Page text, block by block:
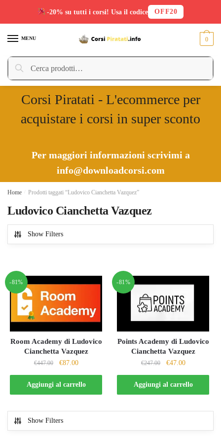
MENU
Cerca:
Cerca
0
Corsi Piratati - L'ecommerce per
acquistare i corsi in super sconto
Per maggiori informazioni scrivimi a
info@downloadcorsi.com
Home Prodotti taggati “Ludovico Cianchetta Vazquez”
Ludovico Cianchetta Vazquez
Show Filters
-81%
Room Academy di Ludovico
Cianchetta Vazquez
€447.00
Il
prezzo
originale
era:
€87.00Il
prezzo
attuale
è:
Aggiungi al carrello
-81%
Points Academy di Ludovico
Cianchetta Vazquez
€247.00
Il
prezzo
originale
era:
€47.00Il
prezzo
attuale
è:
Aggiungi al carrello
Show Filters
-20% su tutti i corsi! Usa il codice OFF20